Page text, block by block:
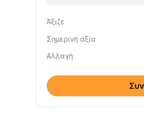
Άξιζε
Σημερινή αξία
Αλλαγή